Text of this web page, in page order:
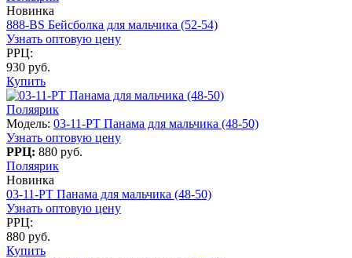
Новинка
888-BS Бейсболка для мальчика (52-54)
Узнать оптовую цену
РРЦ:
930 руб.
Купить
Поляярик
Модель: 03-11-PT Панама для мальчика (48-50)
Узнать оптовую цену
РРЦ: 880 руб.
Поляярик
Новинка
03-11-PT Панама для мальчика (48-50)
Узнать оптовую цену
РРЦ:
880 руб.
Купить